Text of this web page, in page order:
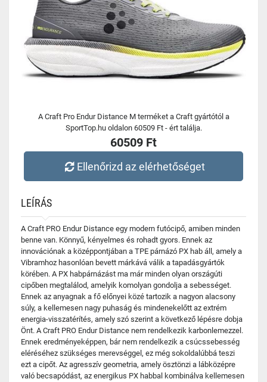
A Craft Pro Endur Distance M terméket a Craft gyártótól a
SportTop.hu oldalon 60509 Ft - ért találja.
60509 Ft
Ellenőrizd az elérhetőséget
LEÍRÁS
A Craft PRO Endur Distance egy modern futócipő, amiben minden
benne van. Könnyű, kényelmes és rohadt gyors. Ennek az
innovációnak a középpontjában a TPE párnázó PX hab áll, amely a
Vibramhoz hasonlóan bevett márkává válik a tapadásgyártók
körében. A PX habpárnázást ma már minden olyan országúti
cipőben megtalálod, amelyik komolyan gondolja a sebességet.
Ennek az anyagnak a fő előnyei közé tartozik a nagyon alacsony
súly, a kellemesen nagy puhaság és mindenekelőtt az extrém
energia-visszatérítés, amely szó szerint a következő lépésre dobja
Önt. A Craft PRO Endur Distance nem rendelkezik karbonlemezzel.
Ennek eredményeképpen, bár nem rendelkezik a csúcssebesség
eléréséhez szükséges merevséggel, ez még sokoldalúbbá teszi
ezt a cipőt. Az agresszív geometria, amely ösztönzi a lábközépre
való becsapódást, az energikus PX habbal kombinálva kellemesen